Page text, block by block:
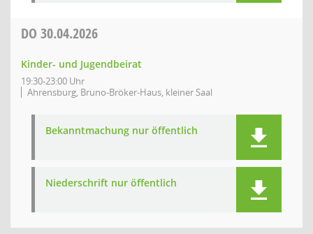
DO 30.04.2026
Kinder- und Jugendbeirat
19:30-23:00 Uhr
Ahrensburg, Bruno-Bröker-Haus, kleiner Saal
Bekanntmachung nur öffentlich
Niederschrift nur öffentlich